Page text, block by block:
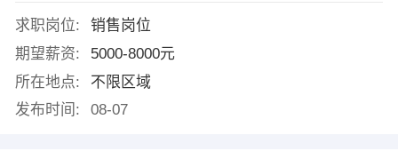
求职岗位:
销售岗位
期望薪资:
5000-8000元
所在地点:
不限区域
发布时间:
08-07